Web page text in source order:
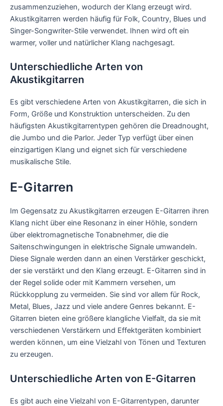
zusammenzuziehen, wodurch der Klang erzeugt wird.
Akustikgitarren werden häufig für Folk, Country, Blues und
Singer-Songwriter-Stile verwendet. Ihnen wird oft ein
warmer, voller und natürlicher Klang nachgesagt.
Unterschiedliche Arten von
Akustikgitarren
Es gibt verschiedene Arten von Akustikgitarren, die sich in
Form, Größe und Konstruktion unterscheiden. Zu den
häufigsten Akustikgitarrentypen gehören die Dreadnought,
die Jumbo und die Parlor. Jeder Typ verfügt über einen
einzigartigen Klang und eignet sich für verschiedene
musikalische Stile.
E-Gitarren
Im Gegensatz zu Akustikgitarren erzeugen E-Gitarren ihren
Klang nicht über eine Resonanz in einer Höhle, sondern
über elektromagnetische Tonabnehmer, die die
Saitenschwingungen in elektrische Signale umwandeln.
Diese Signale werden dann an einen Verstärker geschickt,
der sie verstärkt und den Klang erzeugt. E-Gitarren sind in
der Regel solide oder mit Kammern versehen, um
Rückkopplung zu vermeiden. Sie sind vor allem für Rock,
Metal, Blues, Jazz und viele andere Genres bekannt. E-
Gitarren bieten eine größere klangliche Vielfalt, da sie mit
verschiedenen Verstärkern und Effektgeräten kombiniert
werden können, um eine Vielzahl von Tönen und Texturen
zu erzeugen.
Unterschiedliche Arten von E-Gitarren
Es gibt auch eine Vielzahl von E-Gitarrentypen, darunter